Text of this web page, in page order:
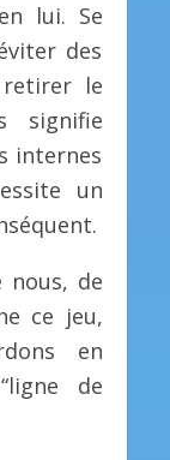
lui. Se
des
retirer le
signifie
internes
un
nous, de
ce jeu,
en
de